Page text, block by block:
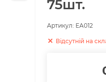
75шт.
Артикул: EA012
Відсутній на